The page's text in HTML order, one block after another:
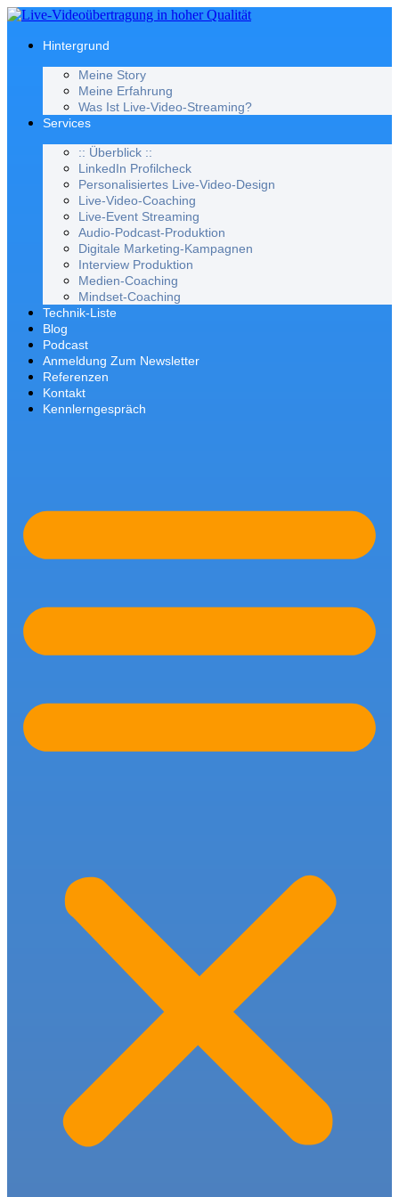
Zum
wechselnHintergrund
Meine Story
Meine Erfahrung
Was Ist Live-Video-Streaming?
Services
:: Überblick ::
LinkedIn Profilcheck
Personalisiertes Live-Video-Design
Live-Video-Coaching
Live-Event Streaming
Audio-Podcast-Produktion
Digitale Marketing-Kampagnen
Interview Produktion
Medien-Coaching
Mindset-Coaching
Technik-Liste
Blog
Podcast
Anmeldung Zum Newsletter
Referenzen
Kontakt
Kennlerngespräch